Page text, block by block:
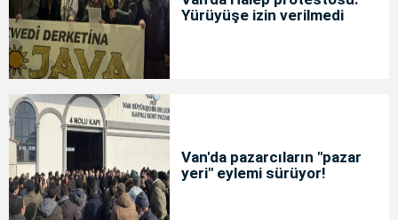
Yürüyüşe izin verilmedi
Van'da pazarcıların "pazar
yeri" eylemi sürüyor!